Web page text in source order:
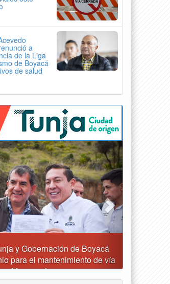
a
de la Liga
de Boyacá
de salud
en Boyacá para el viernes
Next